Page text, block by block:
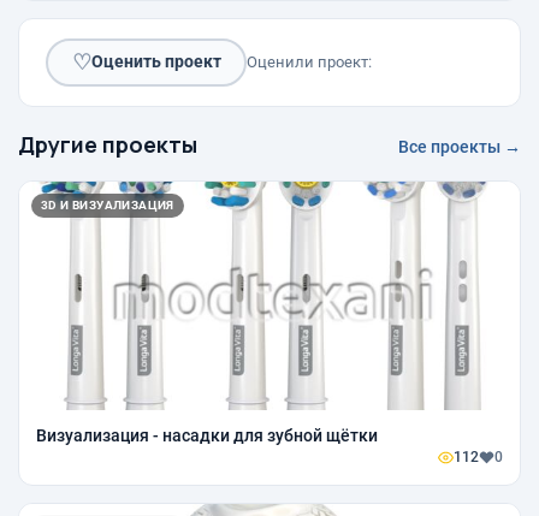
♡Оценить проект Оценили проект:
Другие проекты Все проекты →
3D И ВИЗУАЛИЗАЦИЯ
Визуализация - насадки для зубной щётки
112 0